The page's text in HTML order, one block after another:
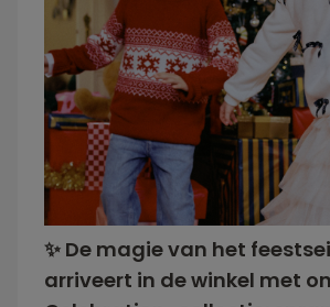
✨ De magie van het
arriveert in de winkel met